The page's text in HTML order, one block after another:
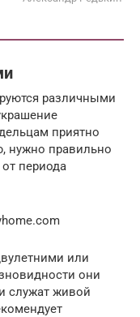
различными
приятно
нужно правильно
периода
или
они
служат живой